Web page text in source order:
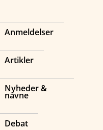
Anmeldelser
Artikler
Nyheder &
navne
Debat